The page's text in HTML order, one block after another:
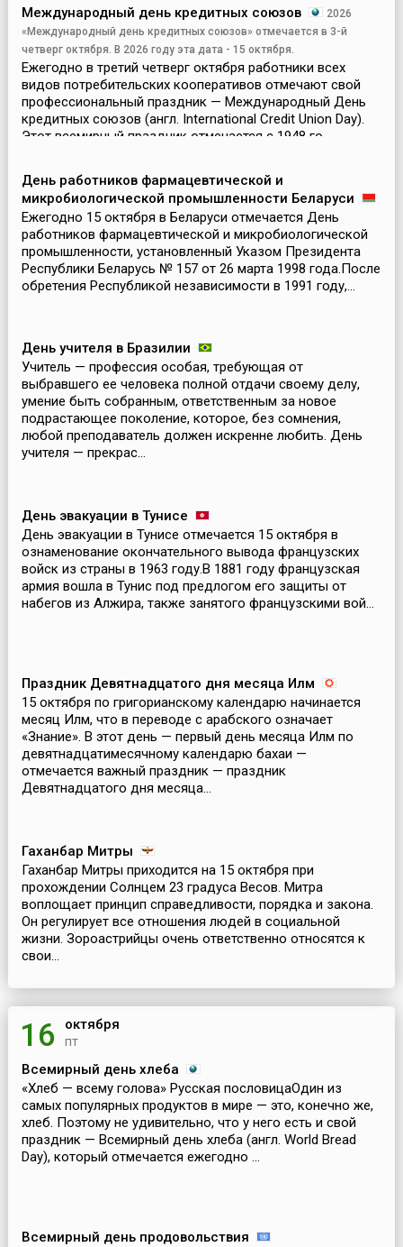
Международный день кредитных союзов
2026
«Международный день кредитных союзов» отмечается в 3-й
четверг октября. В 2026 году эта дата - 15 октября.
Ежегодно в третий четверг октября работники всех
видов потребительских кооперативов отмечают свой
профессиональный праздник — Международный День
кредитных союзов (англ. International Credit Union Day).
Этот всемирный праздник отмечается с 1948 го...
День работников фармацевтической и
микробиологической промышленности Беларуси
Ежегодно 15 октября в Беларуси отмечается День
работников фармацевтической и микробиологической
промышленности, установленный Указом Президента
Республики Беларусь № 157 от 26 марта 1998 года.После
обретения Республикой независимости в 1991 году,...
День учителя в Бразилии
Учитель — профессия особая, требующая от
выбравшего ее человека полной отдачи своему делу,
умение быть собранным, ответственным за новое
подрастающее поколение, которое, без сомнения,
любой преподаватель должен искренне любить. День
учителя — прекрас...
День эвакуации в Тунисе
День эвакуации в Тунисе отмечается 15 октября в
ознаменование окончательного вывода французских
войск из страны в 1963 году.В 1881 году французская
армия вошла в Тунис под предлогом его защиты от
набегов из Алжира, также занятого французскими вой...
Праздник Девятнадцатого дня месяца Илм
15 октября по григорианскому календарю начинается
месяц Илм, что в переводе с арабского означает
«Знание». В этот день — первый день месяца Илм по
девятнадцатимесячному календарю бахаи —
отмечается важный праздник — праздник
Девятнадцатого дня месяца...
Гаханбар Митры
Гаханбар Митры приходится на 15 октября при
прохождении Солнцем 23 градуса Весов. Митра
воплощает принцип справедливости, порядка и закона.
Он регулирует все отношения людей в социальной
жизни. Зороастрийцы очень ответственно относятся к
свои...
16 октября
пт
Всемирный день хлеба
«Хлеб — всему голова» Русская пословицаОдин из
самых популярных продуктов в мире — это, конечно же,
хлеб. Поэтому не удивительно, что у него есть и свой
праздник — Всемирный день хлеба (англ. World Bread
Day), который отмечается ежегодно ...
Всемирный день продовольствия